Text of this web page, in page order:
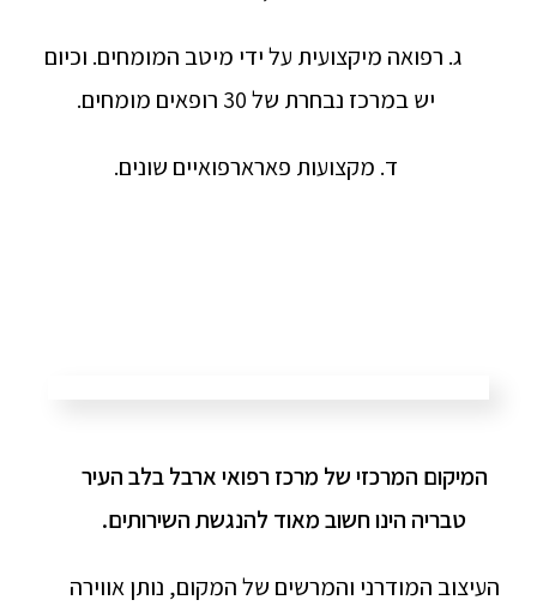
ג. רפואה מיקצועית על ידי מיטב המומחים. וכיום
יש במרכז נבחרת של 30 רופאים מומחים.
ד. מקצועות פארארפואיים שונים.
המיקום המרכזי של מרכז רפואי ארבל בלב העיר
טבריה הינו חשוב מאוד להנגשת השירותים.
העיצוב המודרני והמרשים של המקום, נותן אווירה